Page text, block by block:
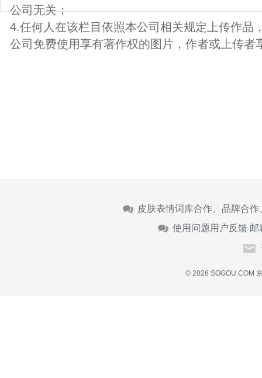
公司无关；
4.任何人在该栏目依照本公司相关规定上传作品
公司免费使用享有著作权的图片，作者或上传者
皮肤表情词库合作、品牌合
使用问题用户反馈 邮
© 2026 SOGOU.COM